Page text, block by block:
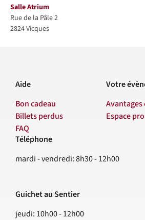
Lieu
Salle Atrium
Rue de la Pâle 2
2824Vicques
Aide
Bon cadeau
Billets perdus
FAQ
Votre
Espace pro
Contact
Téléphone
mardi - vendredi: 8h30 - 12h00
Guichet au Sentier
jeudi: 10h00 - 12h00